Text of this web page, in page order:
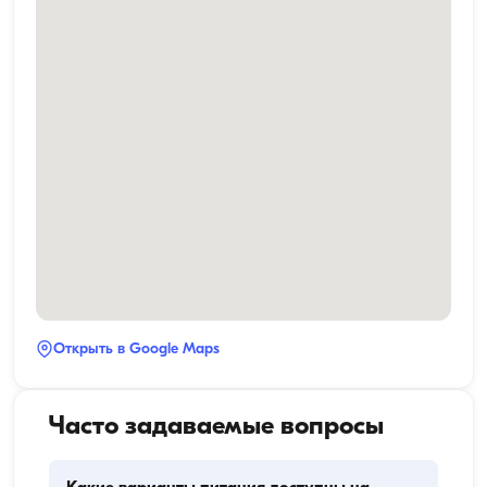
Открыть в Google Maps
Часто задаваемые вопросы